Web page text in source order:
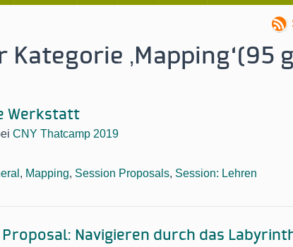
‚Mapping‘(95
Werkstatt
CNY Thatcamp 2019
, Mapping, Session Proposals, Session: Lehren
Navigieren durch das